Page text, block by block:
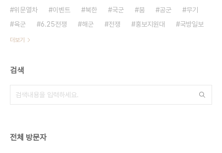
위문열차
이벤트 북한 국군 붐 공군
무기
육군
6.25전쟁 해군 전쟁 홍보지원대 국방일보
더보기
검색
전체 방문자